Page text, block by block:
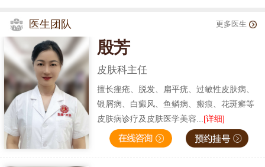
医生团队 更多医生
殷芳
皮肤科主任
擅长痤疮、脱发、扁平疣、过敏性皮肤病、
银屑病、白癜风、鱼鳞病、瘢痕、花斑癣等
皮肤病诊疗及皮肤医学美容... [详细]